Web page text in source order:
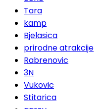
Tara
kamp
Bjelasica
prirodne atrakcije
Rabrenovic
3N
Vukovic
Stitarica